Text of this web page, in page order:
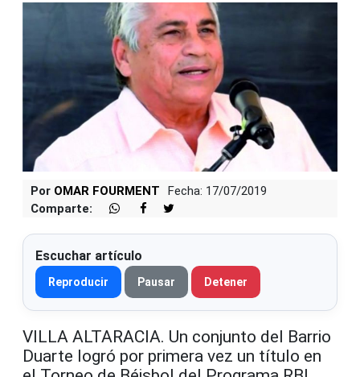
Por OMAR FOURMENT
Fecha: 17/07/2019
Comparte:
Escuchar artículo
Reproducir Pausar Detener
VILLA ALTARACIA. Un conjunto del Barrio
Duarte logró por primera vez un título en